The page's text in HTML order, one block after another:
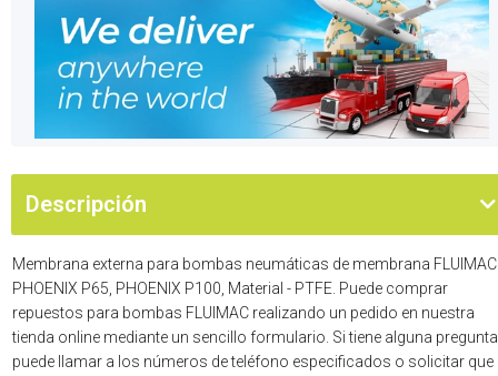
Descripción
Membrana externa para bombas neumáticas de membrana FLUIMAC
PHOENIX P65, PHOENIX P100, Material - PTFE. Puede comprar
repuestos para bombas FLUIMAC realizando un pedido en nuestra
tienda online mediante un sencillo formulario. Si tiene alguna
puede llamar a los números de teléfono especificados o solicitar que